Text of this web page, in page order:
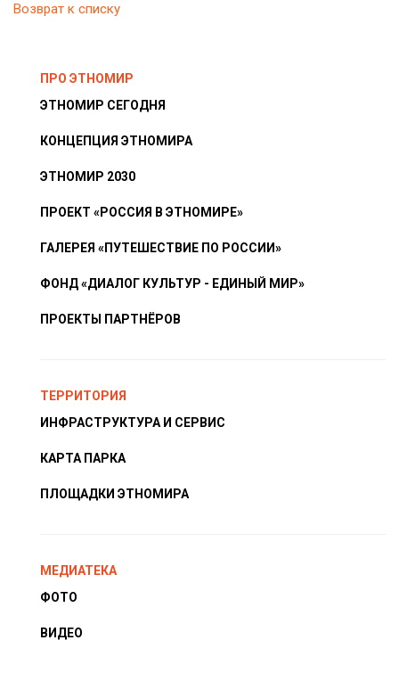
Возврат к списку
ПРО ЭТНОМИР
ЭТНОМИР СЕГОДНЯ
КОНЦЕПЦИЯ ЭТНОМИРА
ЭТНОМИР 2030
ПРОЕКТ «РОССИЯ В ЭТНОМИРЕ»
ГАЛЕРЕЯ «ПУТЕШЕСТВИЕ ПО РОССИИ»
ФОНД «ДИАЛОГ КУЛЬТУР - ЕДИНЫЙ МИР»
ПРОЕКТЫ ПАРТНЁРОВ
ТЕРРИТОРИЯ
ИНФРАСТРУКТУРА И СЕРВИС
КАРТА ПАРКА
ПЛОЩАДКИ ЭТНОМИРА
МЕДИАТЕКА
ФОТО
ВИДЕО